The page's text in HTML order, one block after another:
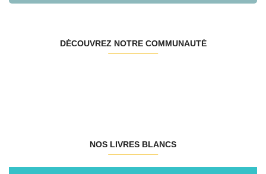
DÉCOUVREZ NOTRE COMMUNAUTÉ
NOS LIVRES BLANCS